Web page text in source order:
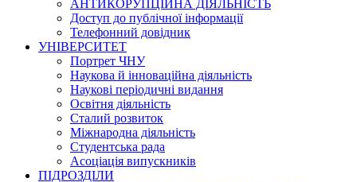
АНТИКОРУПЦІЙНА ДІЯЛЬНІСТЬ
Доступ до публічної інформації
Телефонний довідник
УНІВЕРСИТЕТ
Портрет ЧНУ
Наукова й інноваційна діяльність
Наукові періодичні видання
Освітня діяльність
Сталий розвиток
Міжнародна діяльність
Студентська рада
Асоціація випускників
ПІДРОЗДІЛИ